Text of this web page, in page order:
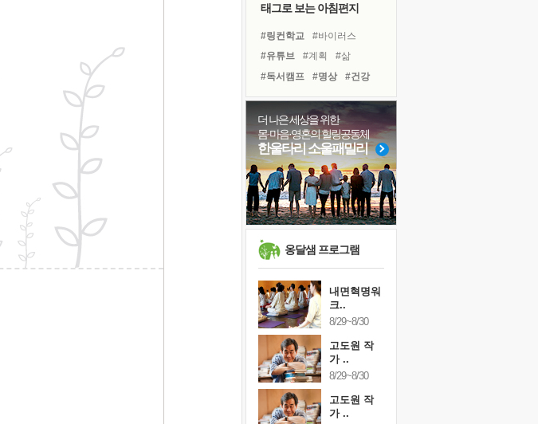
졸업식 사진을 보며
극심한 변비, 어깨결림, 수면 장애
아픈 아버지를 위한 공간 설계
슬럼프
보고 싶은 어머니
유년 시절의 부산 영도 바다
못된 꼰대들
희망이란
'모른다'는 것
태그로 보는 아침편지
#링컨학교
#바이러스
#유튜브
#계획
#삶
#독서캠프
#명상
#건강
#아이들
#힐링
#사람
#위기
#나눔
#다짐
#도움
#극복
#비전캠프
#경험
#희망
#친구
#선택
더 나은 세상을 위한
몸·마음·영혼의 힐링공동체
한울타리 소울패밀리
옹달샘 프로그램
내면혁명워
크..
8/29~8/30
고도원 작
가 ..
8/29~8/30
고도원 작
가 ..